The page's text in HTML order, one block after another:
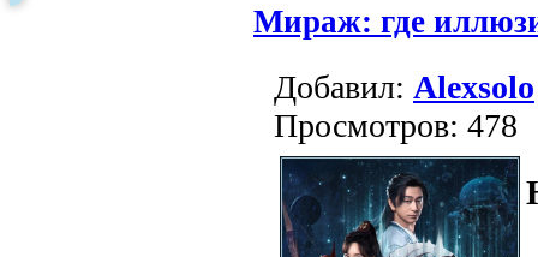
Мираж: где
Добавил: Alexsolo
Просмотров: 478